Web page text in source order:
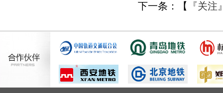
西安金铭职业培训学校
苏州大学城市轨道交通学院
下一条：【
『关